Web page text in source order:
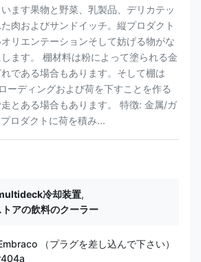
ます果物と野菜、乳製品、デリカテッ
肉およびサンドイッチ。縦プロダクト
リエンテーションそして妨げる物がな
ます。 棚材料は粉によって塗られる金
である場合もあります。そして棚は
ーディングおよび荷を下すことを作る
とある場合もあります。 特徴: 金属/ガ
ロダクトに荷を積み...
冷却装置,
アの飲料のクーラー
（プラグを差し込んで下さい）